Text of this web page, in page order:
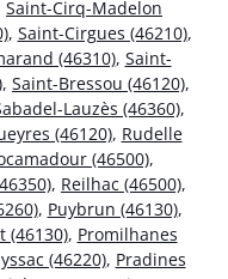
Saint-Cirq-Madelon
, Saint-Cirgues (46210),
(46310), Saint-
, Saint-Bressou (46120),
Lauzès (46360),
(46120), Rudelle
(46500),
, Reilhac (46500),
, Puybrun (46130),
(46130), Promilhanes
(46220), Pradines